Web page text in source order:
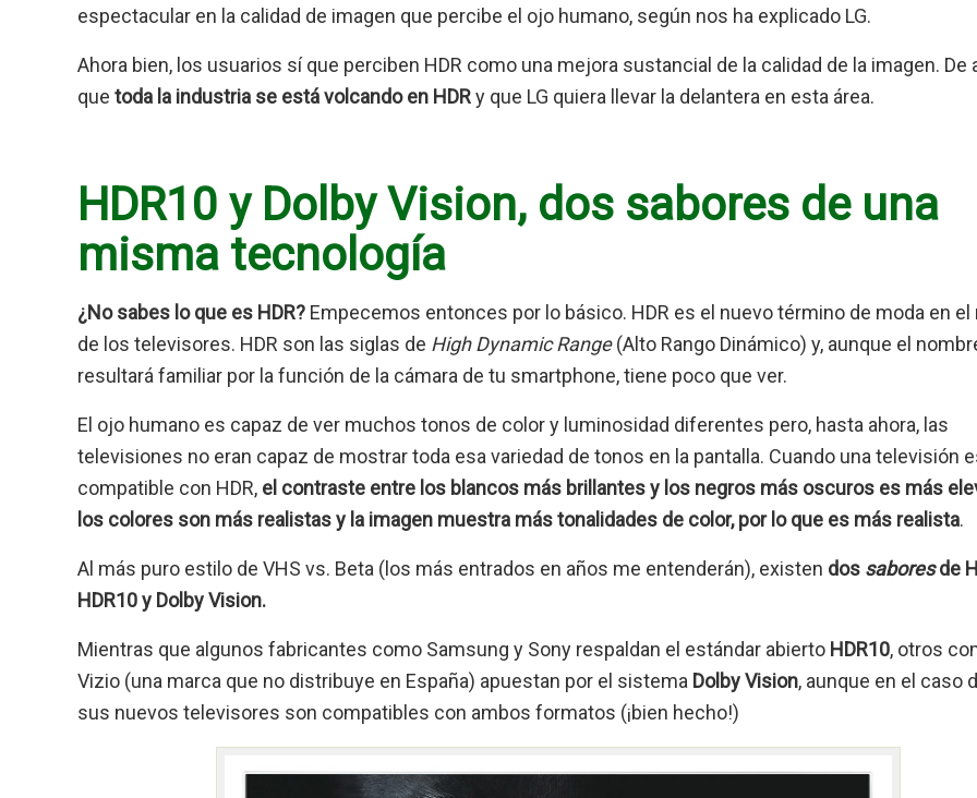
espectacular en la calidad de imagen que percibe el ojo humano, según nos ha explicado LG.
Ahora bien, los usuarios sí que perciben HDR como una mejora sustancial de la calidad de la imagen. De
que toda la industria se está volcando en HDRy que LG quiera llevar la delantera en esta área.
HDR10 y Dolby Vision, dos sabores de una
misma tecnología
¿No sabes lo que es HDR? Empecemos entonces por lo básico. HDR es el nuevo término de moda en el
de los televisores. HDR son las siglas de High Dynamic Range(Alto Rango Dinámico) y, aunque el
resultará familiar por la función de la cámara de tu smartphone, tiene poco que ver.
El ojo humano es capaz de ver muchos tonos de color y luminosidad diferentes pero, hasta ahora, las
televisiones no eran capaz de mostrar toda esa variedad de tonos en la pantalla. Cuando una televisión
compatible con HDR, el contraste entre los blancos más brillantes y los negros más oscuros es más
los colores son más realistas y la imagen muestra más tonalidades de color, por lo que es más realista.
Al más puro estilo de VHS vs. Beta (los más entrados en años me entenderán), existen dos saboresde
HDR10 y Dolby Vision.
Mientras que algunos fabricantes como Samsung y Sony respaldan el estándar abierto HDR10, otros
Vizio (una marca que no distribuye en España) apuestan por el sistema Dolby Vision, aunque en el caso
sus nuevos televisores son compatibles con ambos formatos (¡bien hecho!)